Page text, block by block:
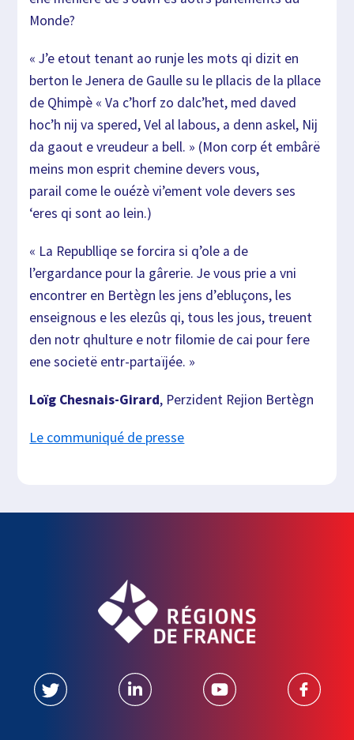
Monde?
« J’e etout tenant ao runje les mots qi dizit en
berton le Jenera de Gaulle su le pllacis de la pllace
de Qhimpè « Va c’horf zo dalc’het, med daved
hoc’h nij va spered, Vel al labous, a denn askel, Nij
da gaout e vreudeur a bell. » (Mon corp ét embârë
meins mon esprit chemine devers vous,
parail come le ouézè vi’ement vole devers ses
‘eres qi sont ao lein.)
« La Republliqe se forcira si q’ole a de
l’ergardance pour la gârerie.Je vous prie a vni
encontrer en Bertègn les jens d’ebluçons, les
enseignous e les elezûs qi, tous les jous, treuent
den notr qhulture e notr filomie de cai pour fere
ene societë entr-partaïjée. »
Loïg Chesnais-Girard, Perzident Rejion Bertègn
Le communiqué de presse